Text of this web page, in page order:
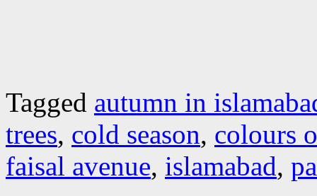
Tagged autumn in
trees, cold season, colours
faisal avenue, islamabad,